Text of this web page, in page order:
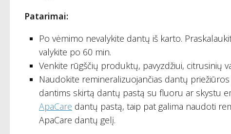
Patarimai:
Po vėmimo nevalykite dantų iš karto.
valykite po 60 min.
Venkite rūgščių produktų, pavyzdžiui, citrusinių
Naudokite remineralizuojančias dantų
dantims skirtą dantų pastą su fluoru ar skystu
ApaCare dantų pastą, taip pat galima naudoti
ApaCare dantų gelį.